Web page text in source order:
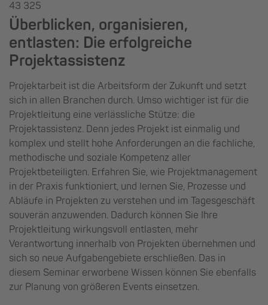
43 325
Überblicken, organisieren,
entlasten: Die erfolgreiche
Projektassistenz
Projektarbeit ist die Arbeitsform der Zukunft und setzt
sich in allen Branchen durch. Umso wichtiger ist für die
Projektleitung eine verlässliche Stütze: die
Projektassistenz. Denn jedes Projekt ist einmalig und
komplex und stellt hohe Anforderungen an die fachliche,
methodische und soziale Kompetenz aller
Projektbeteiligten. Erfahren Sie, wie Projektmanagement
in der Praxis funktioniert, und lernen Sie, Prozesse und
Abläufe in Projekten zu verstehen und im Tagesgeschäft
souverän anzuwenden. Dadurch können Sie Ihre
Projektleitung wirkungsvoll entlasten, mehr
Verantwortung innerhalb von Projekten übernehmen und
sich so neue Aufgabengebiete erschließen. Das in
diesem Seminar erworbene Wissen können Sie ebenfalls
zur Planung von größeren Events einsetzen.